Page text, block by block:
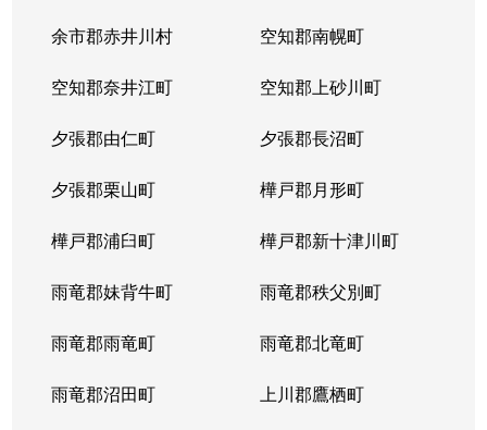
余市郡赤井川村 空知郡南幌町
空知郡奈井江町 空知郡上砂川町
夕張郡由仁町 夕張郡長沼町
夕張郡栗山町 樺戸郡月形町
樺戸郡浦臼町 樺戸郡新十津川町
雨竜郡妹背牛町 雨竜郡秩父別町
雨竜郡雨竜町 雨竜郡北竜町
雨竜郡沼田町 上川郡鷹栖町